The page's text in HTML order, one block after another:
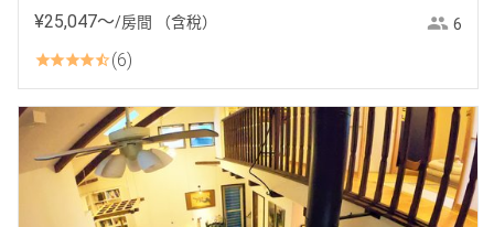
¥25,047〜/房間 （含稅） 6
6